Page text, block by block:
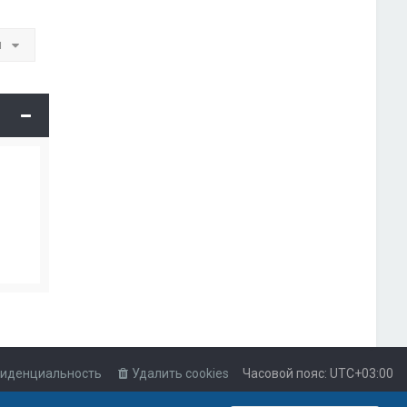
Часовой пояс: UTC+03:00
Удалить cookies